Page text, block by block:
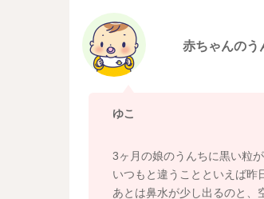
赤ちゃんのう
ゆこ
3ヶ月の娘のうんちに黒い粒
いつもと違うことといえば昨
あとは鼻水が少し出るのと、